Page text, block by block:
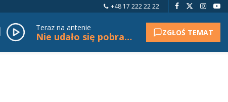
+48 17 222 22 22
Teraz na antenie
Nie udało się pobrać tytułu. ZGŁOŚ TEMAT